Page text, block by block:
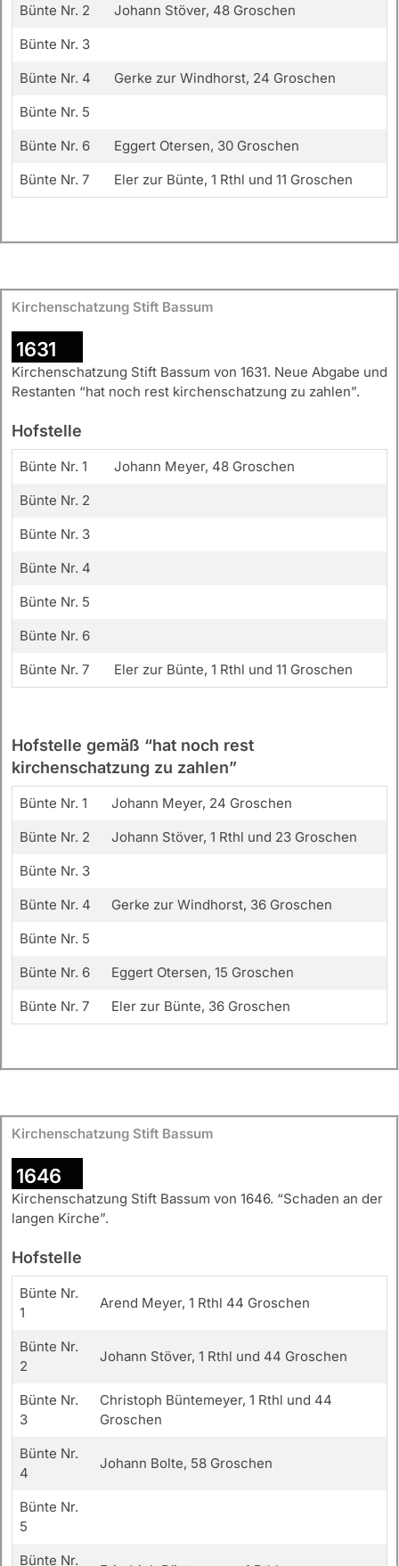
Bünte Nr. 2
Johann Stöver, 48 Groschen
Bünte Nr. 3
Bünte Nr. 4
Gerke zur Windhorst, 24 Groschen
Bünte Nr. 5
Bünte Nr. 6
Eggert Otersen, 30 Groschen
Bünte Nr. 7
Eler zur Bünte, 1 Rthl und 11 Groschen
Kirchenschatzung Stift Bassum
1631
Kirchenschatzung Stift Bassum von 1631. Neue Abgabe und
Restanten “hat noch rest kirchenschatzung zu zahlen”.
Hofstelle
Bünte Nr. 1
Johann Meyer, 48 Groschen
Bünte Nr. 2
Bünte Nr. 3
Bünte Nr. 4
Bünte Nr. 5
Bünte Nr. 6
Bünte Nr. 7
Eler zur Bünte, 1 Rthl und 11 Groschen
Hofstelle gemäß “hat noch rest
kirchenschatzung zu zahlen”
Bünte Nr. 1
Johann Meyer, 24 Groschen
Bünte Nr. 2
Johann Stöver, 1 Rthl und 23 Groschen
Bünte Nr. 3
Bünte Nr. 4
Gerke zur Windhorst, 36 Groschen
Bünte Nr. 5
Bünte Nr. 6
Eggert Otersen, 15 Groschen
Bünte Nr. 7
Eler zur Bünte, 36 Groschen
Kirchenschatzung Stift Bassum
1646
Kirchenschatzung Stift Bassum von 1646. “Schaden an der
langen Kirche”.
Hofstelle
Bünte Nr.
1
Arend Meyer, 1 Rthl 44 Groschen
Bünte Nr.
2
Johann Stöver, 1 Rthl und 44 Groschen
Bünte Nr.
3
Christoph Büntemeyer, 1 Rthl und 44
Groschen
Bünte Nr.
4
Johann Bolte, 58 Groschen
Bünte Nr.
5
Bünte Nr.